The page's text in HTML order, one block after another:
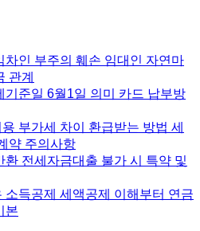
차인 부주의 훼손 임대인 자연마
관계
기준일 6월1일 의미 카드 납부방
부가세 차이 환급받는 방법 세
약 주의사항
환 전세자금대출 불가 시 특약 및
소득공제 세액공제 이해부터 연금
본